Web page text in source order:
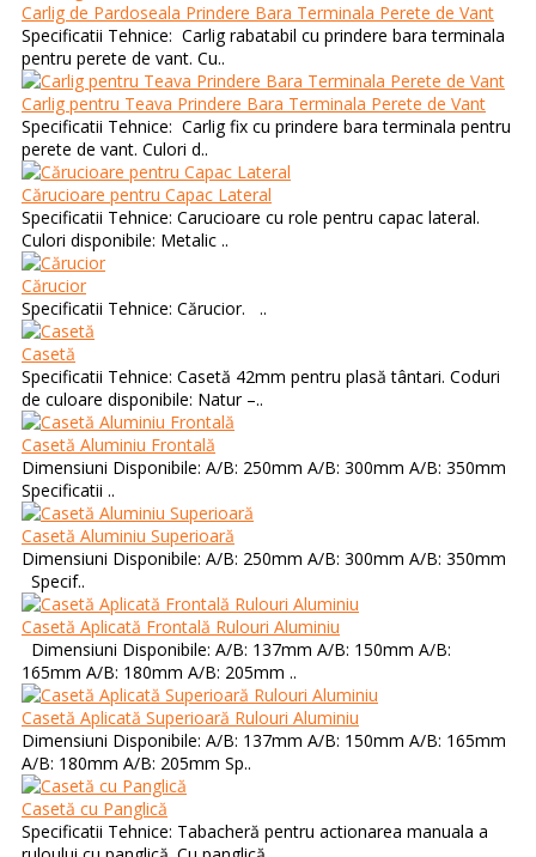
Carlig de Pardoseala Prindere Bara Terminala Perete de Vant
Specificatii Tehnice: Carlig rabatabil cu prindere bara terminala
pentru perete de vant. Cu..
Carlig pentru Teava Prindere Bara Terminala Perete de Vant
Specificatii Tehnice: Carlig fix cu prindere bara terminala pentru
perete de vant. Culori d..
Cărucioare pentru Capac Lateral
Specificatii Tehnice: Carucioare cu role pentru capac lateral.
Culori disponibile: Metalic ..
Cărucior
Specificatii Tehnice: Cărucior. ..
Casetă
Specificatii Tehnice: Casetă 42mm pentru plasă tântari. Coduri
de culoare disponibile: Natur –..
Casetă Aluminiu Frontală
Dimensiuni Disponibile: A/B: 250mm A/B: 300mm A/B: 350mm
Specificatii ..
Casetă Aluminiu Superioară
Dimensiuni Disponibile: A/B: 250mm A/B: 300mm A/B: 350mm
Specif..
Casetă Aplicată Frontală Rulouri Aluminiu
Dimensiuni Disponibile: A/B: 137mm A/B: 150mm A/B:
165mm A/B: 180mm A/B: 205mm ..
Casetă Aplicată Superioară Rulouri Aluminiu
Dimensiuni Disponibile: A/B: 137mm A/B: 150mm A/B: 165mm
A/B: 180mm A/B: 205mm Sp..
Casetă cu Panglică
Specificatii Tehnice: Tabacheră pentru actionarea manuala a